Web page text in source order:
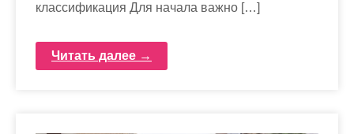
классификация Для начала важно […]
Читать далее →